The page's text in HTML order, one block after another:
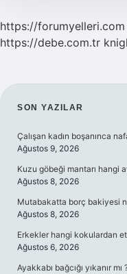
https://forumyelleri.com
https://debe.com.tr
SIDEBAR
SON YAZILAR
Çalışan kadın boşanınca
Ağustos 9, 2026
Kuzu göbeği mantarı hangi
Ağustos 8, 2026
Mutabakatta borç bakiyesi
Ağustos 8, 2026
Erkekler hangi kokulardan
Ağustos 6, 2026
Ayakkabı bağcığı yıkanır mı